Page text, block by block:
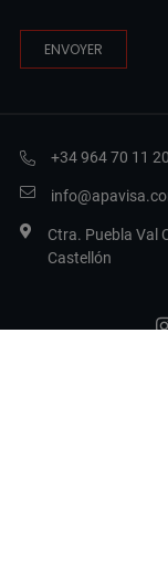
+34 964 70 11 20
Ctra. Puebla Val
Castellón